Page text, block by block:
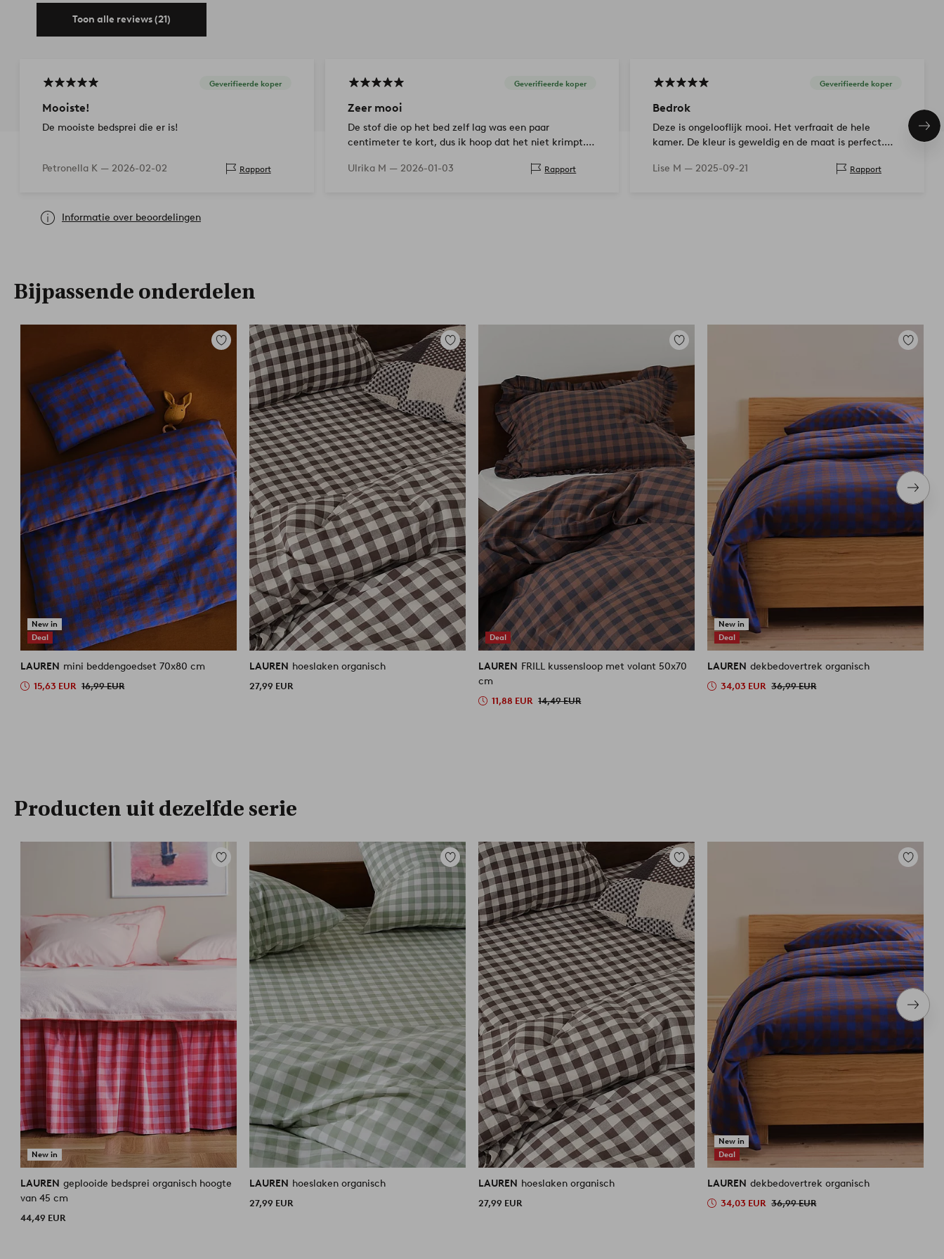
Toon alle reviews (21)
Geverifieerde koper
Mooiste!
De mooiste bedsprei die er is!
Petronella K — 2026-02-02 Rapport
Geverifieerde koper
Zeer mooi
De stof die op het bed zelf lag was een paar
centimeter te kort, dus ik hoop dat het niet krimpt.
Ulrika M — 2026-01-03 Rapport
Geverifieerde koper
Bedrok
Deze is ongelooflijk mooi. Het verfraait de hele
kamer. De kleur is geweldig en de maat is perfect.
Lise M — 2025-09-21 Rapport
Informatie over beoordelingen
Bijpassende onderdelen
New in
Deal
Toevoegen
favorieten
LAUREN mini beddengoedset 70x80 cm
15,63 EUR 16,99 EUR
Toevoegen
aan
favorieten
LAUREN hoeslaken organisch
27,99 EUR
Deal
Toevoegen
favorieten
LAUREN FRILL kussensloop met volant 50x70
cm
11,88 EUR 14,49 EUR
New in
Deal
LAUREN dekbedovertrek organisch
34,03 EUR 36,99 EUR
item
Producten uit dezelfde serie
New in
Toevoegen
favorieten
LAUREN geplooide bedsprei organisch hoogte
van 45 cm
44,49 EUR
Toevoegen
aan
favorieten
LAUREN hoeslaken organisch
27,99 EUR
Toevoegen
aan
favorieten
LAUREN hoeslaken organisch
27,99 EUR
New in
Deal
LAUREN dekbedovertrek organisch
34,03 EUR 36,99 EUR
item